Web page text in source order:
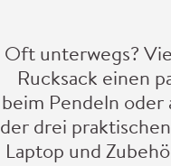
Oft unterwegs?
Rucksack einen
beim Pendeln oder
der drei
Laptop und